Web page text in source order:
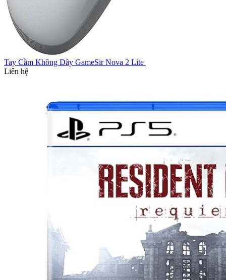
Tay Cầm Không Dây GameSir Nova 2 Lite
Liên hệ